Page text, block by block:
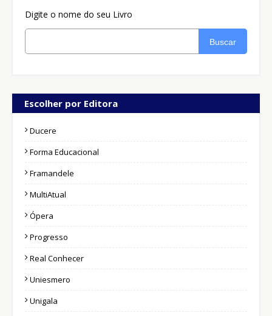
Digite o nome do seu Livro
Buscar
Escolher por Editora
Ducere
Forma Educacional
Framandele
MultiAtual
Ópera
Progresso
Real Conhecer
Uniesmero
Unigala